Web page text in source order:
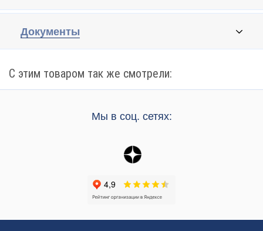
Документы
С этим товаром так же смотрели:
Мы в соц. сетях: